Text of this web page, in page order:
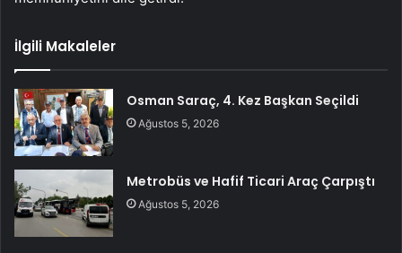
İlgili Makaleler
Osman Saraç, 4. Kez Başkan Seçildi
Ağustos 5, 2026
Metrobüs ve Hafif Ticari Araç Çarpıştı
Ağustos 5, 2026